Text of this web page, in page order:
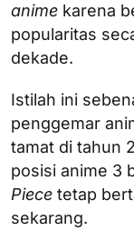
anime karena
popularitas
dekade.
Istilah ini
penggemar
tamat di tahun
posisi anime 3
Piece tetap
sekarang.